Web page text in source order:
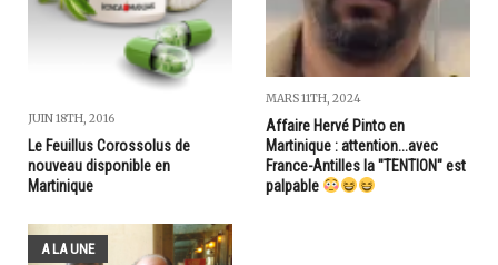
JUIN 18TH, 2016
Le Feuillus Corossolus de
nouveau disponible en
Martinique
MARS 11TH, 2024
Affaire Hervé Pinto en
Martinique : attention...avec
France-Antilles la "TENTION" est
palpable
A LA UNE